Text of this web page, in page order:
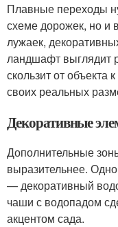
Плавные переходы
схеме дорожек, но и
лужаек,
ландшафт выглядит
скользит от объекта
своих реальных
Декоративные
Дополнительные
выразительнее.
— декоративный
чаши с водопадом
акцентом сада.